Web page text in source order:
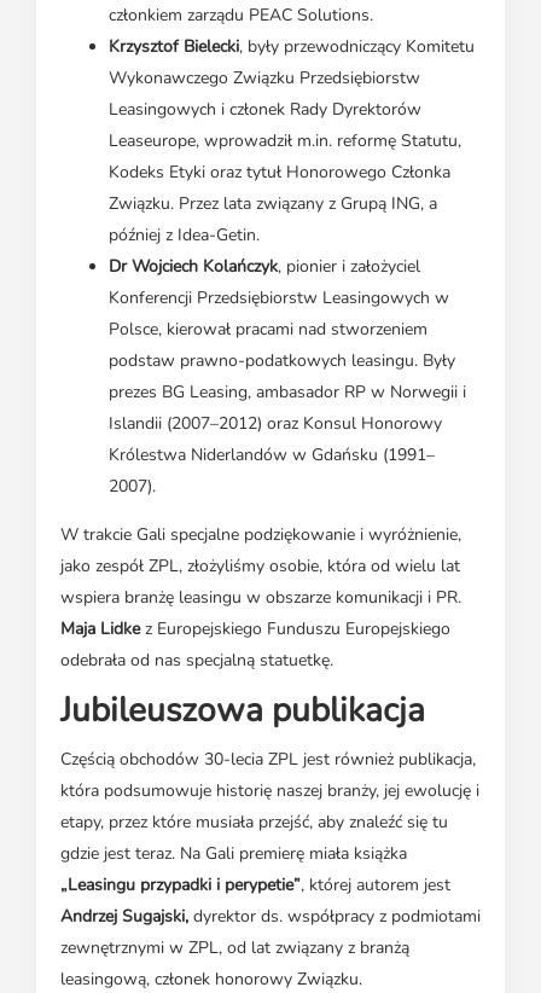
członkiem zarządu PEAC Solutions.
Krzysztof Bielecki, były przewodniczący Komitetu
Wykonawczego Związku Przedsiębiorstw
Leasingowych i członek Rady Dyrektorów
Leaseurope, wprowadził m.in. reformę Statutu,
Kodeks Etyki oraz tytuł Honorowego Członka
Związku. Przez lata związany z Grupą ING, a
później z Idea-Getin.
Dr Wojciech Kolańczyk, pionier i założyciel
Konferencji Przedsiębiorstw Leasingowych w
Polsce, kierował pracami nad stworzeniem
podstaw prawno-podatkowych leasingu. Były
prezes BG Leasing, ambasador RP w Norwegii i
Islandii (2007–2012) oraz Konsul Honorowy
Królestwa Niderlandów w Gdańsku (1991–
2007).
W trakcie Gali specjalne podziękowanie i wyróżnienie,
jako zespół ZPL, złożyliśmy osobie, która od wielu lat
wspiera branżę leasingu w obszarze komunikacji i PR.
Maja Lidkez Europejskiego Funduszu Europejskiego
odebrała od nas specjalną statuetkę.
Jubileuszowa publikacja
Częścią obchodów 30-lecia ZPL jest również publikacja,
która podsumowuje historię naszej branży, jej ewolucję i
etapy, przez które musiała przejść, aby znaleźć się tu
gdzie jest teraz. Na Gali premierę miała książka
„Leasingu przypadki i perypetie”, której autorem jest
Andrzej Sugajski, dyrektor ds. współpracy z podmiotami
zewnętrznymi w ZPL, od lat związany z branżą
leasingową, członek honorowy Związku.